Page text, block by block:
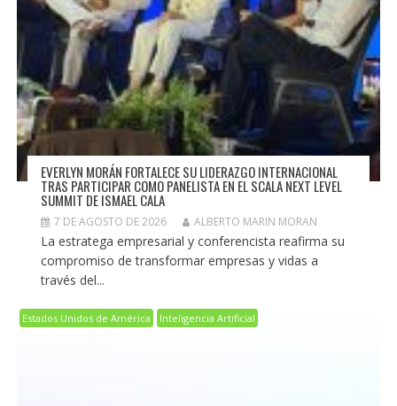
EVERLYN MORÁN FORTALECE SU LIDERAZGO INTERNACIONAL
TRAS PARTICIPAR COMO PANELISTA EN EL SCALA NEXT LEVEL
SUMMIT DE ISMAEL CALA
7 DE AGOSTO DE 2026 ALBERTO MARIN MORAN
La estratega empresarial y conferencista reafirma su
compromiso de transformar empresas y vidas a
través del...
Estados Unidos de América Inteligencia Artificial